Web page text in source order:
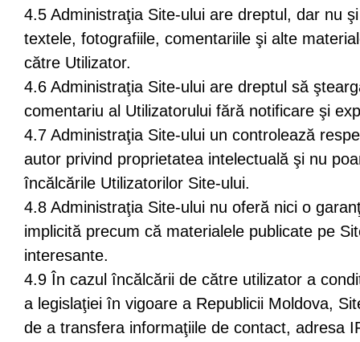
4.5 Administraţia Site-ului are dreptul, dar nu
textele, fotografiile, comentariile şi alte
către Utilizator.
4.6 Administraţia Site-ului are dreptul să
comentariu al Utilizatorului fără notificare şi
4.7 Administraţia Site-ului un controlează
autor privind proprietatea intelectuală şi nu
încălcările Utilizatorilor Site-ului.
4.8 Administraţia Site-ului nu oferă nici o
implicită precum că materialele publicate pe
interesante.
4.9 În cazul încălcării de către utilizator a
a legislaţiei în vigoare a Republicii Moldova,
de a transfera informaţiile de contact, adresa